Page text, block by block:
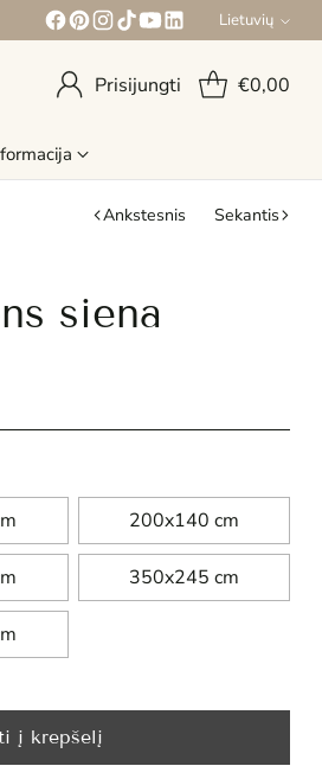
Prisijungti €0,00
Kalba
Lietuvių
Ankstesnis Sekantis
siena
200x140 cm
350x245 cm
į krepšelį